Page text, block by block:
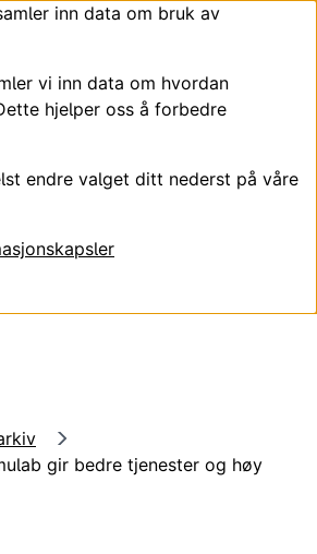
inn data om bruk av
vi inn data om hvordan
hjelper oss å forbedre
endre valget ditt nederst på våre
gir bedre tjenester og høy